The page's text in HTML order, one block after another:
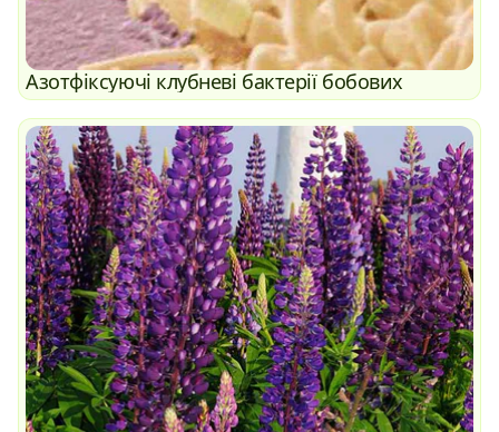
Азотфіксуючі клубневі бактерії бобових